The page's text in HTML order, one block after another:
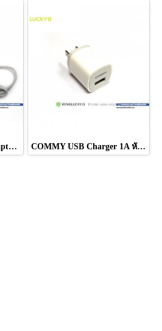
COMMY USB Power Adaptor 1A + สาย iphone 5 cable COMMY USB Charger 1A หัวชาร์จมาตรฐานไทยแท้